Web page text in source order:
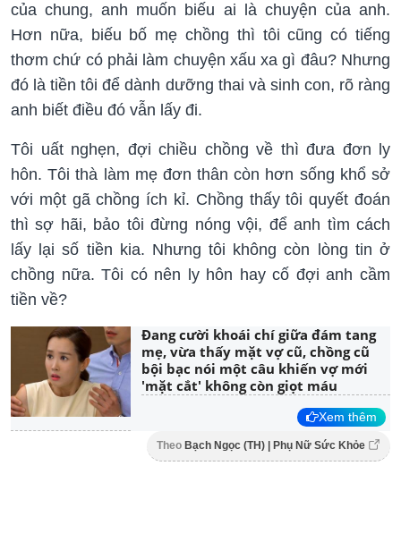
của chung, anh muốn biếu ai là chuyện của anh.
Hơn nữa, biếu bố mẹ chồng thì tôi cũng có tiếng
thơm chứ có phải làm chuyện xấu xa gì đâu? Nhưng
đó là tiền tôi để dành dưỡng thai và sinh con, rõ ràng
anh biết điều đó vẫn lấy đi.
Tôi uất nghẹn, đợi chiều chồng về thì đưa đơn ly
hôn. Tôi thà làm mẹ đơn thân còn hơn sống khổ sở
với một gã chồng ích kỉ. Chồng thấy tôi quyết đoán
thì sợ hãi, bảo tôi đừng nóng vội, để anh tìm cách
lấy lại số tiền kia. Nhưng tôi không còn lòng tin ở
chồng nữa. Tôi có nên ly hôn hay cố đợi anh cầm
tiền về?
Đang cười khoái chí giữa đám tang
mẹ, vừa thấy mặt vợ cũ, chồng cũ
bội bạc nói một câu khiến vợ mới
'mặt cắt' không còn giọt máu
Xem thêm
Theo Bạch Ngọc (TH) | Phụ Nữ Sức Khỏe